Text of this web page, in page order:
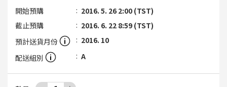
開始預購
2016. 5. 26 2:00 (TST)
截止預購
2016. 6. 22 8:59 (TST)
預計送貨月份
2016. 10
配送組別
A